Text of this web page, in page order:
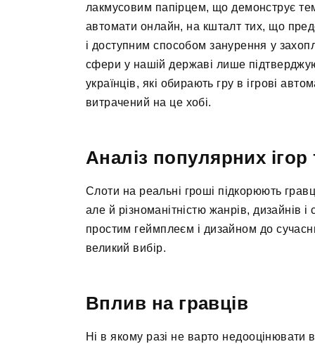
лакмусовим папірцем, що демонструє темп
автомати онлайн, на кшталт тих, що
і доступним способом занурення у
сфери у нашій державі лише
українців, які обирають гру в ігрові
витрачений на це хобі.
Аналіз популярних ігор
Слоти на реальні гроші підкорюють
але й різноманітністю жанрів, дизайнів
простим геймплеєм і дизайном до
великий вибір.
Вплив на гравців
Ні в якому разі не варто недооцінювати